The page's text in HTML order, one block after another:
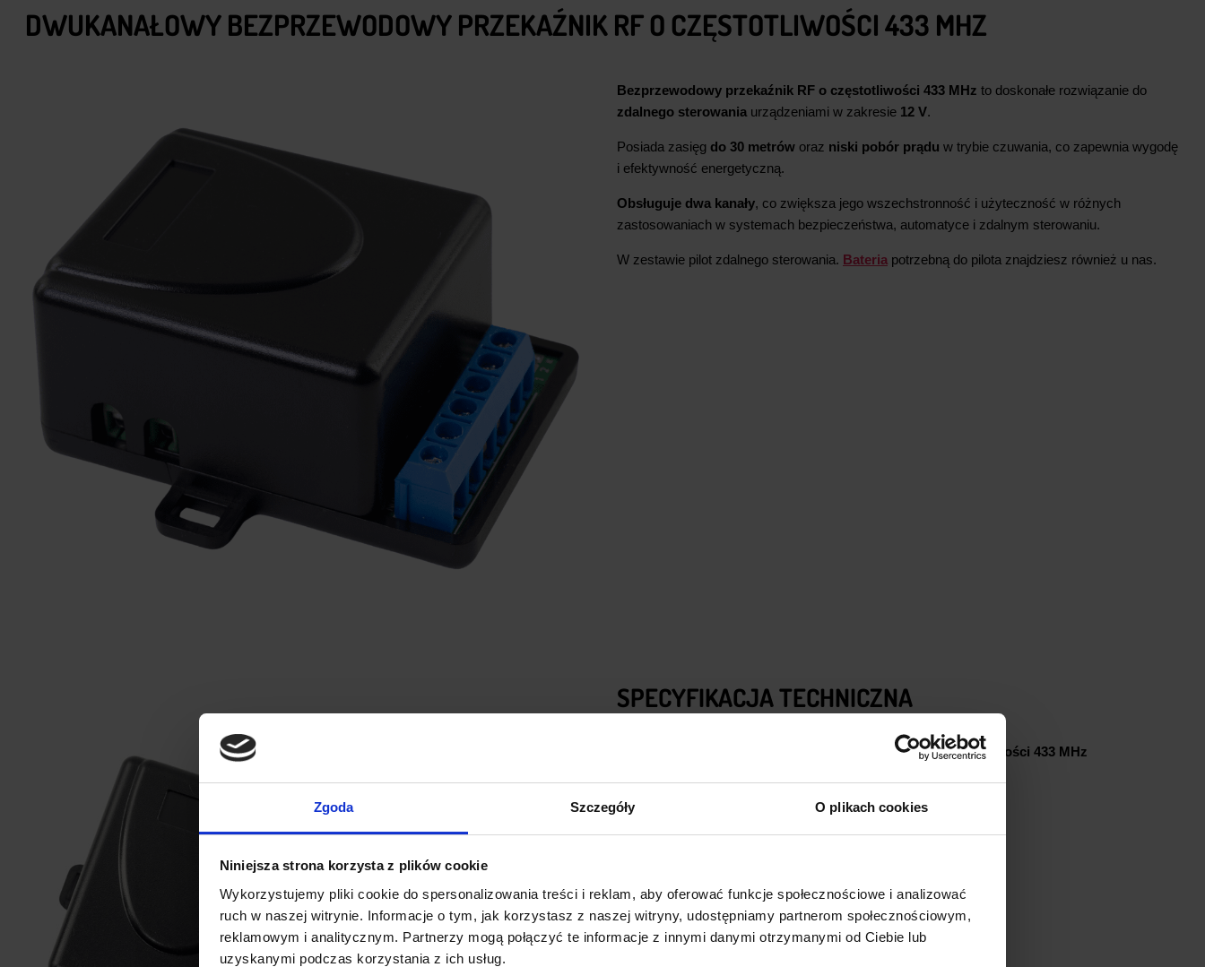
Zgoda Szczegóły O plikach cookies
Niniejsza strona korzysta z plików cookie
Wykorzystujemy pliki cookie do spersonalizowania treści i reklam, aby oferować funkcje społecznościowe i analizować
ruch w naszej witrynie. Informacje o tym, jak korzystasz z naszej witryny, udostępniamy partnerom społecznościowym,
reklamowym i analitycznym. Partnerzy mogą połączyć te informacje z innymi danymi otrzymanymi od Ciebie lub
uzyskanymi podczas korzystania z ich usług.
DWUKANAŁOWY BEZPRZEWODOWY PRZEKAŹNIK RF O CZĘSTOTLIWOŚCI 433 MHZ
Bezprzewodowy przekaźnik RF o częstotliwości 433 MHz to doskonałe rozwiązanie do
zdalnego sterowania urządzeniami w zakresie 12 V.
Posiada zasięg do 30 metrów oraz niski pobór prądu w trybie czuwania, co zapewnia wygodę
i efektywność energetyczną.
Obsługuje dwa kanały, co zwiększa jego wszechstronność i użyteczność w różnych
zastosowaniach w systemach bezpieczeństwa, automatyce i zdalnym sterowaniu.
W zestawie pilot zdalnego sterowania. Bateria potrzebną do pilota znajdziesz również u nas.
SPECYFIKACJA TECHNICZNA
Bezprzewodowy przekaźnik RF o częstotliwości 433 MHz
Prąd czuwania:
Obsługuje:2 kanały
Pilot w zestawie (bez baterii)
Wymiary modułu:62 x 58 x 30 mm
Waga:61,5 g